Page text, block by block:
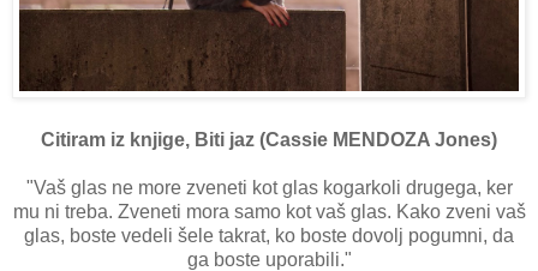
Citiram iz knjige, Biti jaz (Cassie MENDOZA Jones)
"Vaš glas ne more zveneti kot glas kogarkoli drugega, ker
mu ni treba. Zveneti mora samo kot vaš glas. Kako zveni vaš
glas, boste vedeli šele takrat, ko boste dovolj pogumni, da
ga boste uporabili."